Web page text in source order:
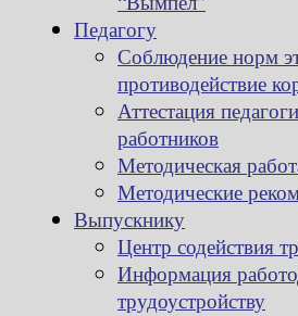
Педагогу
Соблюдение норм
противодействие
Аттестация
работников
Методическая
Методические
Выпускнику
Центр содействия
Информация
трудоустройству